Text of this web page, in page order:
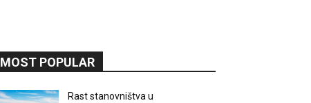
MOST POPULAR
Rast stanovništva u